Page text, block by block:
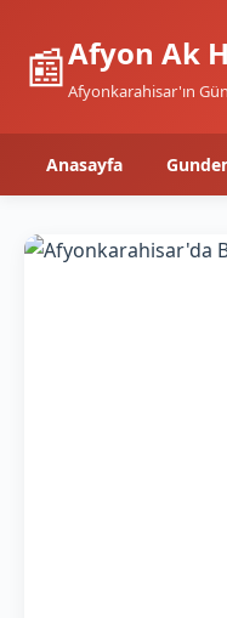
📰Afyon Ak
Afyonkarahisar'ın
Anasayfa